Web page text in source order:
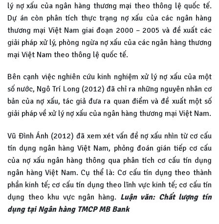
lý nợ xấu của ngân hàng thương mại theo thông lệ quốc tế.
Dự án còn phân tích thực trạng nợ xấu của các ngân hàng
thương mại Việt Nam giai đoạn 2000 – 2005 và đề xuất các
giải pháp xử lý, phòng ngừa nợ xấu của các ngân hàng thương
mại Việt Nam theo thông lệ quốc tế.
Bên cạnh việc nghiên cứu kinh nghiệm xử lý nợ xấu của một
số nước, Ngô Trí Long (2012) đã chỉ ra những nguyên nhân cơ
bản của nợ xấu, tác giả đưa ra quan điểm và đề xuất một số
giải pháp về xử lý nợ xấu của ngân hàng thương mại Việt Nam.
Vũ Đình Ánh (2012) đã xem xét vấn đề nợ xấu nhìn từ cơ cấu
tín dụng ngân hàng Việt Nam, phỏng đoán gián tiếp cơ cấu
của nợ xấu ngân hàng thông qua phân tích cơ cấu tín dụng
ngân hàng Việt Nam. Cụ thể là: Cơ cấu tín dụng theo thành
phần kinh tế; cơ cấu tín dụng theo lĩnh vực kinh tế; cơ cấu tín
dụng theo khu vực ngân hàng. Luận văn: Chất lượng tín
dụng tại Ngân hàng TMCP MB Bank